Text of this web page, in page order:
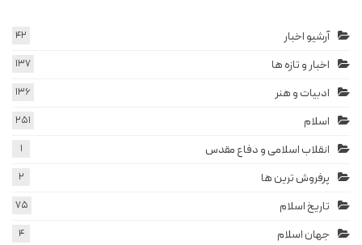
آرشیو اخبار 42
اخبار و تازه ها 137
ادبیات و هنر 136
اسلام 251
انقلاب اسلامی و دفاع مقدس 1
پرفروش ترین ها 2
تاریخ اسلام 75
جهان اسلام 4